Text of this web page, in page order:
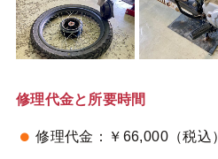
修理代金と所要時間
修理代金：￥66,000（税込）